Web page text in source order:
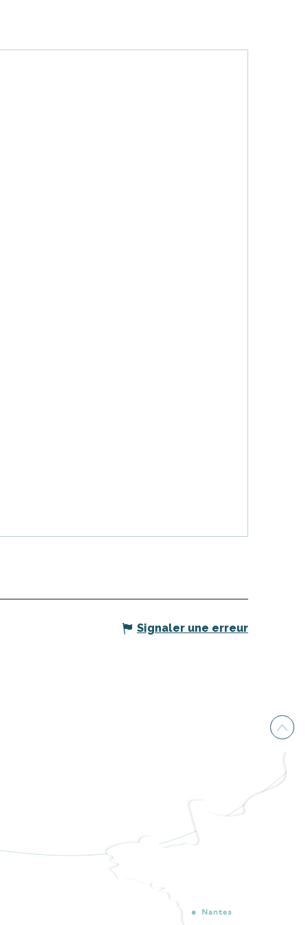
Signaler une erreur